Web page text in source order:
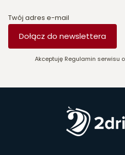
Twój adres e-mail
Dołącz do newslettera
Akceptuję Regulamin serwisu